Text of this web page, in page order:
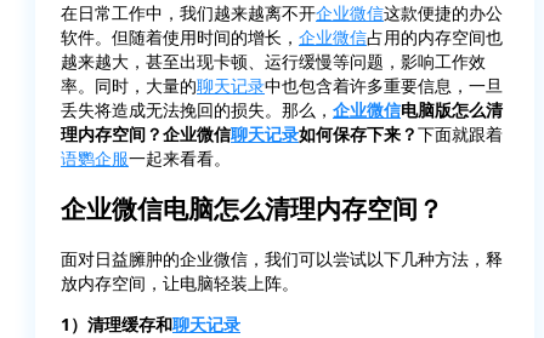
在日常工作中，我们越来越离不开企业微信这款便捷的办公
软件。但随着使用时间的增长， 企业微信占用的内存空间也
越来越大，甚至出现卡顿、运行缓慢等问题，影响工作效
率。同时，大量的聊天记录中也包含着许多重要信息，一旦
丢失将造成无法挽回的损失。那么， 企业微信电脑版怎么清
理内存空间？企业微信聊天记录如何保存下来？下面就跟着
语鹦企服一起来看看。
企业微信电脑怎么清理内存空间？
面对日益臃肿的企业微信，我们可以尝试以下几种方法，释
放内存空间，让电脑轻装上阵。
1）清理缓存和聊天记录